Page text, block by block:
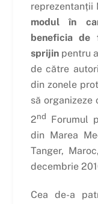
reprezentanții
modul în
beneficia
sprijinpentru
de către
din zonele
să
2nd
Forumul
din Marea
Tanger,
decembrie
Cea de-a